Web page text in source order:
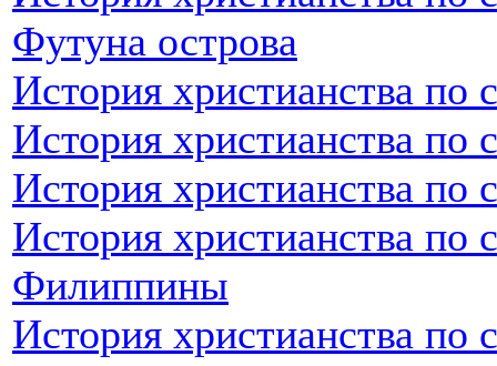
Футуна острова
История христианства по
История христианства по
История христианства
История христианства по
Филиппины
История христианства